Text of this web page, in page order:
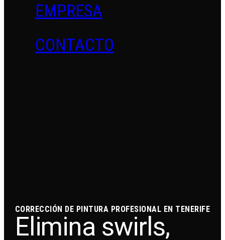
EMPRESA
CONTACTO
CORRECCIÓN DE PINTURA PROFESIONAL EN TENERIFE
Elimina swirls,